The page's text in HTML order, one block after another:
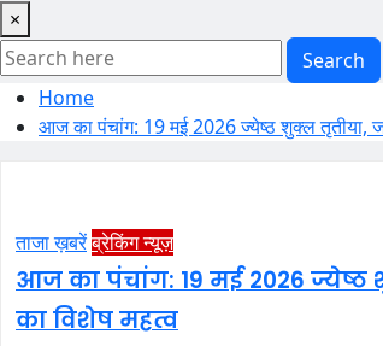
×
Search
Home
आज का पंचांग: 19 मई 2026 ज्येष्ठ शुक्ल तृतीया,
ताजा ख़बरेंब्रेकिंग न्यूज़
आज का पंचांग: 19 मई 2026
का विशेष महत्व